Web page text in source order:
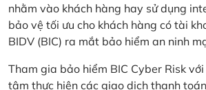
nhằm vào khách hàng hay sử dụng
bảo vệ tối ưu cho khách hàng có tài
BIDV (BIC) ra mắt bảo hiểm an ninh
Tham gia bảo hiểm BIC Cyber Risk
tâm thực hiện các giao dịch thanh